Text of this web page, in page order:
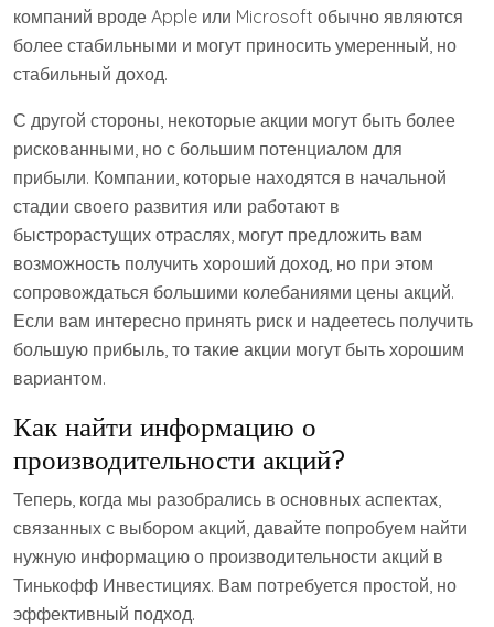
компаний вроде Apple или Microsoft обычно являются
более стабильными и могут приносить умеренный, но
стабильный доход.
С другой стороны, некоторые акции могут быть более
рискованными, но с большим потенциалом для
прибыли. Компании, которые находятся в начальной
стадии своего развития или работают в
быстрорастущих отраслях, могут предложить вам
возможность получить хороший доход, но при этом
сопровождаться большими колебаниями цены акций.
Если вам интересно принять риск и надеетесь получить
большую прибыль, то такие акции могут быть хорошим
вариантом.
Как найти информацию о
производительности акций?
Теперь, когда мы разобрались в основных аспектах,
связанных с выбором акций, давайте попробуем найти
нужную информацию о производительности акций в
Тинькофф Инвестициях. Вам потребуется простой, но
эффективный подход.